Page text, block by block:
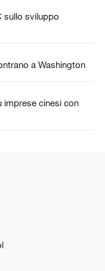
sullo sviluppo
a Washington
imprese cinesi con